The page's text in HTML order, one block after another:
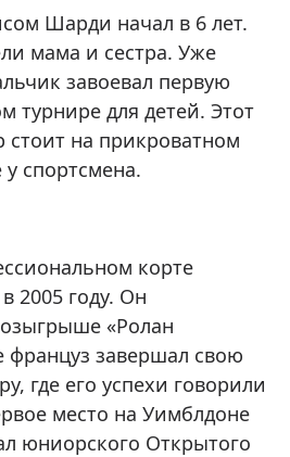
Шарди начал в 6 лет.
мама и сестра. Уже
завоевал первую
турнире для детей. Этот
стоит на прикроватном
у спортсмена.
корте
2005 году. Он
«Ролан
француз завершал свою
где его успехи говорили
место на Уимблдоне
юниорского Открытого